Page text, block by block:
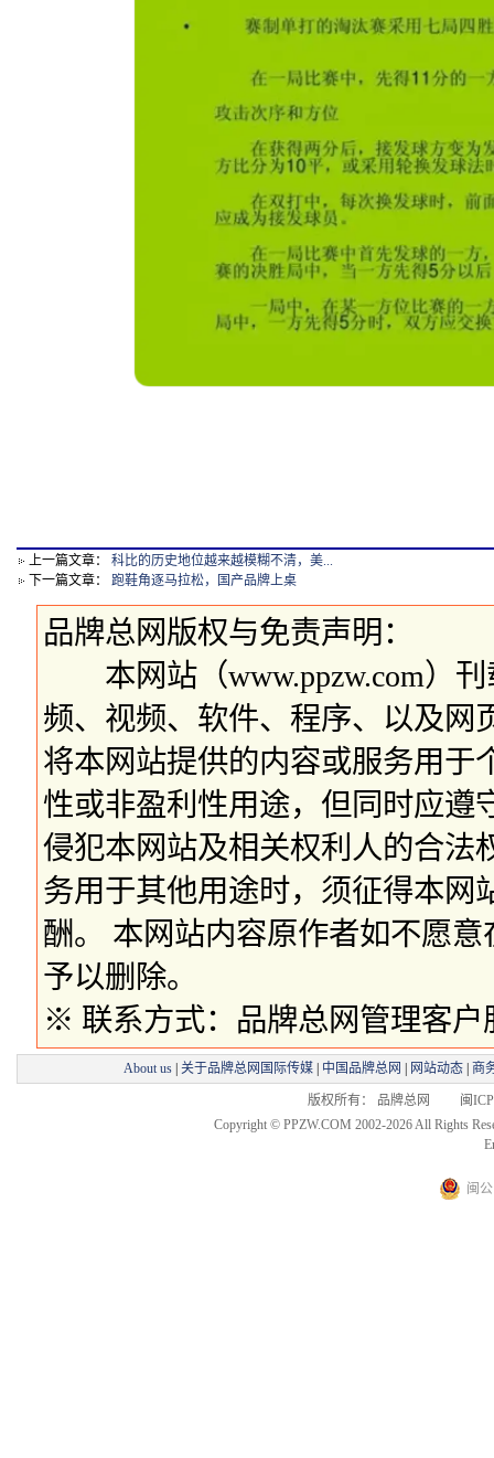
上一篇文章： 科比的历史地位越来越模糊不清，美...
下一篇文章： 跑鞋角逐马拉松，国产品牌上桌
品牌总网版权与免责声明：
本网站（www.ppzw.com）刊
频、视频、软件、程序、以及网
将本网站提供的内容或服务用于
性或非盈利性用途，但同时应遵
侵犯本网站及相关权利人的合法
务用于其他用途时，须征得本网
酬。 本网站内容原作者如不愿
予以删除。
※ 联系方式：品牌总网管理客户
About us | 关于品牌总网国际传媒 | 中国品牌总网 | 网站动态 | 商
版权所有： 品牌总网 闽ICP
Copyright © PPZW.COM 2002-2026 All Rights
闽